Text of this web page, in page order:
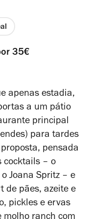
35€
apenas estadia,
a um pátio
principal
para tardes
pensada
cocktails – o
Joana Spritz – e
de pães, azeite e
pickles e ervas